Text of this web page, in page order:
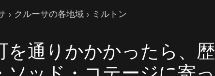
クルーサの各地域 ミルトン
を通りかかかったら、歴